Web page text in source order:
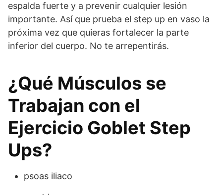
espalda fuerte y a prevenir cualquier lesión
importante. Así que prueba el step up en vaso la
próxima vez que quieras fortalecer la parte
inferior del cuerpo. No te arrepentirás.
¿Qué Músculos se
Trabajan con el
Ejercicio Goblet Step
Ups?
psoas iliaco